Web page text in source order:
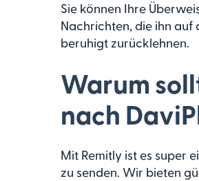
Sie können Ihre
Nachrichten, die ihn auf
beruhigt zurücklehnen.
Warum
nach
Mit Remitly ist es super
zu senden. Wir bieten